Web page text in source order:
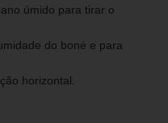
úmido para tirar o
do boné e para
horizontal.